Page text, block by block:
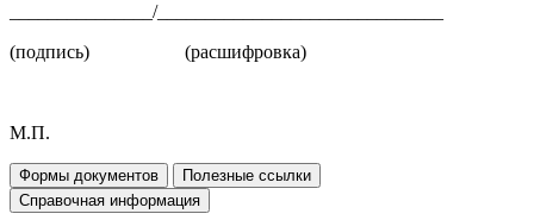
_______________/______________________________
(подпись) (расшифровка)
М.П.
Формы документов
Полезные ссылки
Справочная информация